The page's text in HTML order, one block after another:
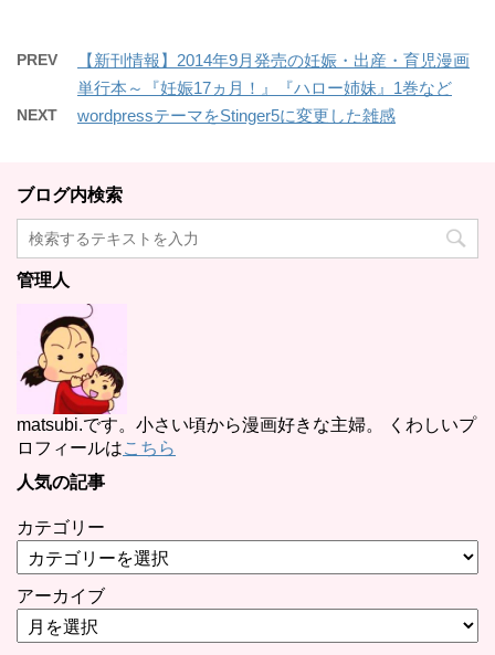
PREV
【新刊情報】2014年9月発売の妊娠・出産・育児漫画
単行本～『妊娠17ヵ月！』『ハロー姉妹』1巻など
NEXT wordpressテーマをStinger5に変更した雑感
ブログ内検索
管理人
matsubi.です。小さい頃から漫画好きな主婦。 くわしいプ
ロフィールはこちら
人気の記事
カテゴリー
アーカイブ